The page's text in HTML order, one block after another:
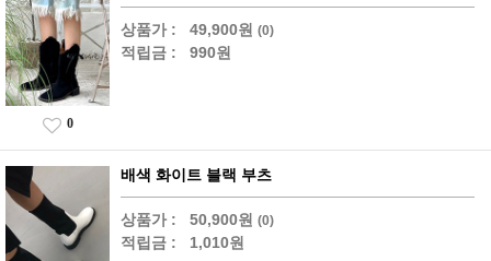
상품가 : 49,900원 (0)
적립금 : 990원
0
배색 화이트 블랙 부츠
상품가 : 50,900원 (0)
적립금 : 1,010원